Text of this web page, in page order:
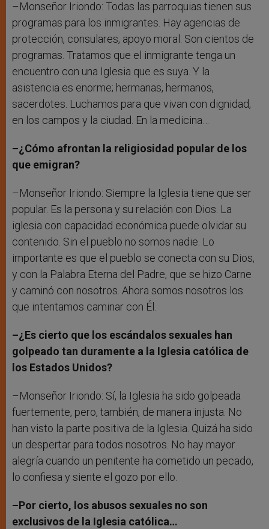
–Monseñor Iriondo: Todas las parroquias tienen sus
programas para los inmigrantes. Hay agencias de
protección, consulares, apoyo moral. Son cientos de
programas. Tratamos que el inmigrante tenga un
encuentro con una Iglesia que es suya. Y la
asistencia es enorme; hermanas, hermanos,
sacerdotes. Luchamos para que vivan con dignidad,
en los campos y la ciudad. En la medicina…
–¿Cómo afrontan la religiosidad popular de los
que emigran?
–Monseñor Iriondo: Siempre la Iglesia tiene que ser
popular. Es la persona y su relación con Dios. La
iglesia con capacidad económica puede olvidar su
contenido. Sin el pueblo no somos nadie. Lo
importante es que el pueblo se conecta con su Dios,
y con la Palabra Eterna del Padre, que se hizo Carne
y caminó con nosotros. Ahora somos nosotros los
que intentamos caminar con Él.
–¿Es cierto que los escándalos sexuales han
golpeado tan duramente a la Iglesia católica de
los Estados Unidos?
–Monseñor Iriondo: Sí, la Iglesia ha sido golpeada
fuertemente, pero, también, de manera injusta. No
han visto la parte positiva de la Iglesia. Quizá ha sido
un despertar para todos nosotros. No hay mayor
alegría cuando un penitente ha cometido un pecado,
lo confiesa y siente el gozo por ello.
–Por cierto, los abusos sexuales no son
exclusivos de la Iglesia católica…